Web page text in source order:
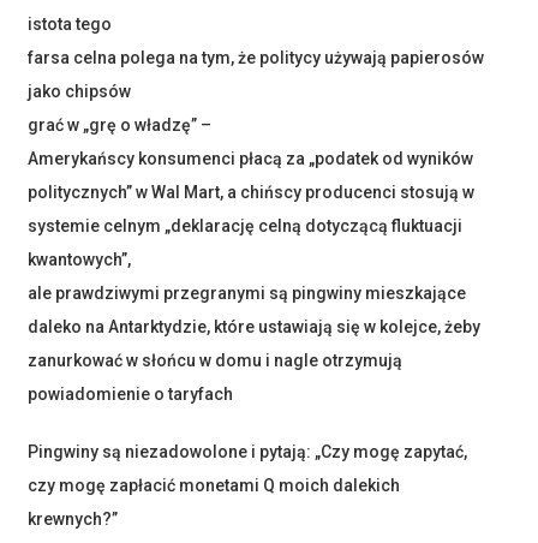
istota tego
farsa celna polega na tym, że politycy używają papierosów
jako chipsów
grać w „grę o władzę” –
Amerykańscy konsumenci płacą za „podatek od wyników
politycznych” w Wal Mart, a chińscy producenci stosują w
systemie celnym „deklarację celną dotyczącą fluktuacji
kwantowych”,
ale prawdziwymi przegranymi są pingwiny mieszkające
daleko na Antarktydzie, które ustawiają się w kolejce, żeby
zanurkować w słońcu w domu i nagle otrzymują
powiadomienie o taryfach
Pingwiny są niezadowolone i pytają: „Czy mogę zapytać,
czy mogę zapłacić monetami Q moich dalekich
krewnych?”